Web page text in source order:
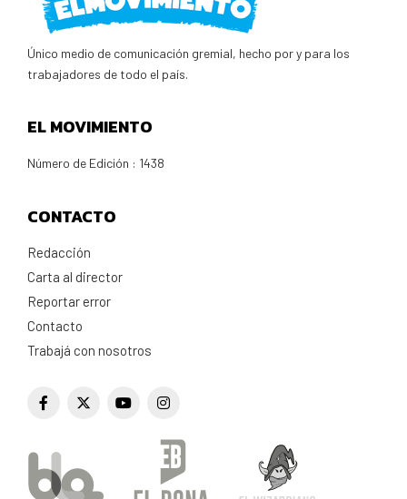
Único medio de comunicación gremial, hecho por y para los
trabajadores de todo el país.
EL MOVIMIENTO
Número de Edición : 1438
CONTACTO
Redacción
Carta al director
Reportar error
Contacto
Trabajá con nosotros